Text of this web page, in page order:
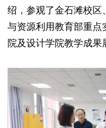
绍，参观了金石滩校区
与资源利用教育部重点
院及设计学院教学成果